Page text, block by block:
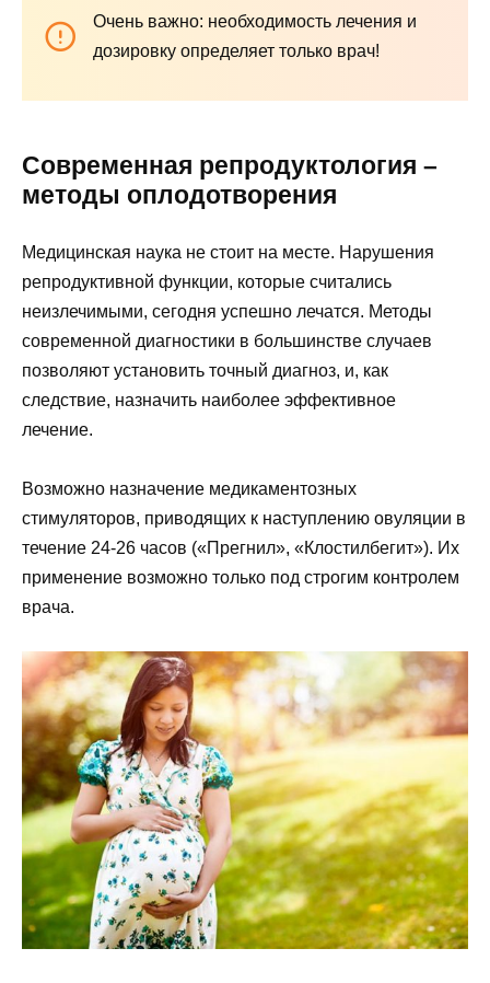
Очень важно: необходимость лечения и
дозировку определяет только врач!
Современная репродуктология –
методы оплодотворения
Медицинская наука не стоит на месте. Нарушения
репродуктивной функции, которые считались
неизлечимыми, сегодня успешно лечатся. Методы
современной диагностики в большинстве случаев
позволяют установить точный диагноз, и, как
следствие, назначить наиболее эффективное
лечение.
Возможно назначение медикаментозных
стимуляторов, приводящих к наступлению овуляции в
течение 24-26 часов («Прегнил», «Клостилбегит»). Их
применение возможно только под строгим контролем
врача.